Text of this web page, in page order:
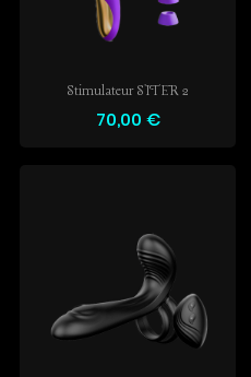
Stimulateur SITER 2
70,00 €